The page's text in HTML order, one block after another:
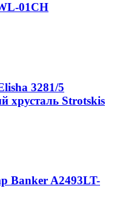
01CH
3281/5
хрусталь Strotskis
Banker A2493LT-